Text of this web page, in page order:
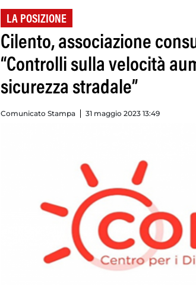
LA POSIZIONE
Cilento, associazione
“Controlli sulla velocità
sicurezza stradale”
Comunicato Stampa 31 maggio 2023 13:49